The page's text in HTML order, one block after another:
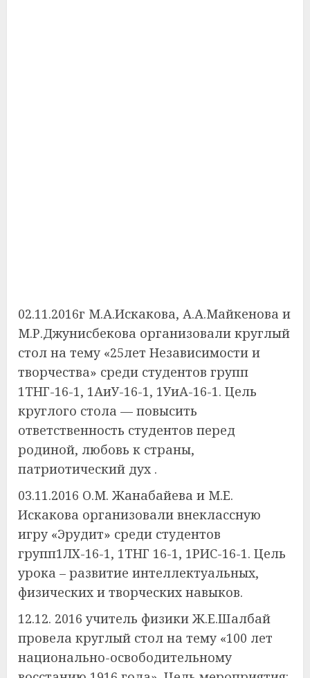
02.11.2016г М.А.Искакова, А.А.Майкенова и
М.Р.Джунисбекова организовали круглый
стол на тему «25лет Независимости и
творчества» среди студентов групп
1ТНГ-16-1, 1АиУ-16-1, 1УиА-16-1. Цель
круглого стола — повысить
ответственность студентов перед
родиной, любовь к страны,
патриотический дух .
03.11.2016 О.М. Жанабайева и M.Е.
Искакова организовали внеклассную
игру «Эрудит» среди студентов
групп1ЛХ-16-1, 1ТНГ 16-1, 1РИС-16-1. Цель
урока – развитие интеллектуальных,
физических и творческих навыков.
12.12. 2016 учитель физики Ж.Е.Шалбай
провела круглый стол на тему «100 лет
национально-освободительному